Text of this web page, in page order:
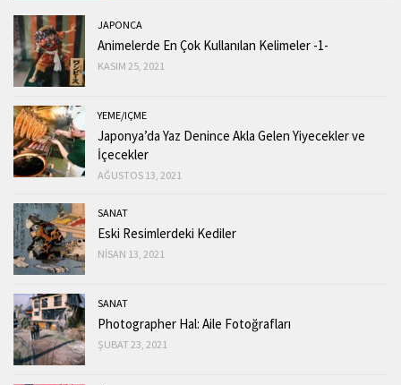
JAPONCA
Animelerde En Çok Kullanılan Kelimeler -1-
KASIM 25, 2021
YEME/IÇME
Japonya’da Yaz Denince Akla Gelen Yiyecekler ve
İçecekler
AĞUSTOS 13, 2021
SANAT
Eski Resimlerdeki Kediler
NISAN 13, 2021
SANAT
Photographer Hal: Aile Fotoğrafları
ŞUBAT 23, 2021